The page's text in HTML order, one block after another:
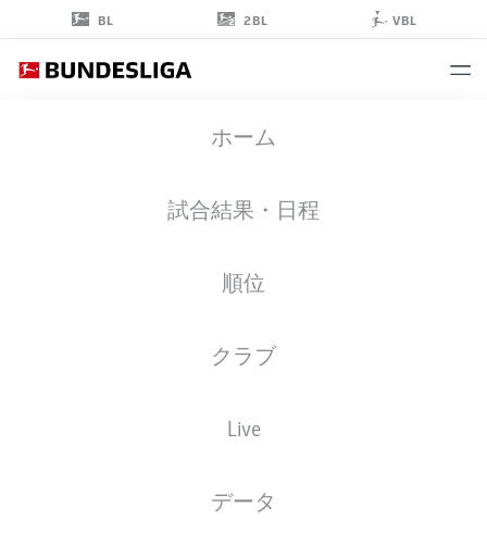
BL 2BL VBL
ホーム
試合結果・日程
順位
クラブ
Live
データ
12.11.2004